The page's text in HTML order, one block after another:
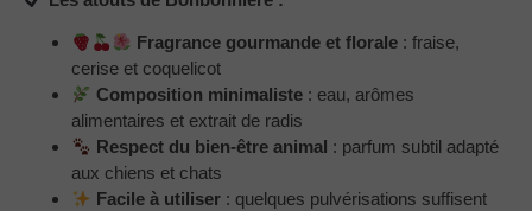
Fragrance gourmande et florale : fraise,
cerise et coquelicot
Composition minimaliste : eau, arômes
alimentaires et extrait de radis
Respect du bien-être animal : parfum subtil adapté
aux chiens et chats
Facile à utiliser : quelques pulvérisations suffisent